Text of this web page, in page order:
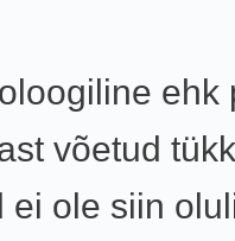
ehk
võetud
ei ole siin